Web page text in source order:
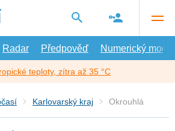
Radar Předpověď Numerický model
teploty, zítra až 35 °C
Karlovarský kraj Okrouhlá